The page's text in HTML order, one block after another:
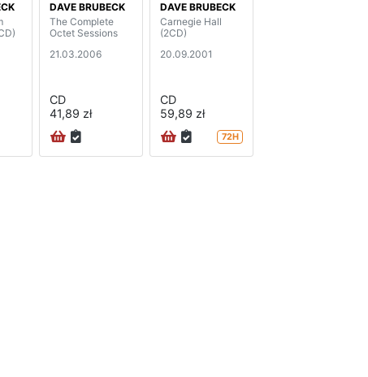
DAVE BRUBECK
The Complete
Octet Sessions
21.03.2006
CD
41,89 zł
DAVE BRUBECK
Carnegie Hall
(2CD)
20.09.2001
CD
59,89 zł
72H